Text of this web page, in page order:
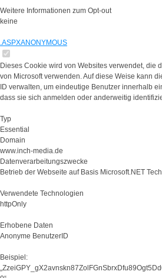
Weitere Informationen zum Opt-out
keine
.ASPXANONYMOUS
Dieses Cookie wird von Websites verwendet, die
von Microsoft verwenden. Auf diese Weise kann
ID verwalten, um eindeutige Benutzer innerhalb
dass sie sich anmelden oder anderweitig
Typ
Essential
Domain
www.inch-media.de
Datenverarbeitungszwecke
Betrieb der Webseite auf Basis Microsoft.NET
Verwendete Technologien
httpOnly
Erhobene Daten
Anonyme BenutzerID
Beispiel: